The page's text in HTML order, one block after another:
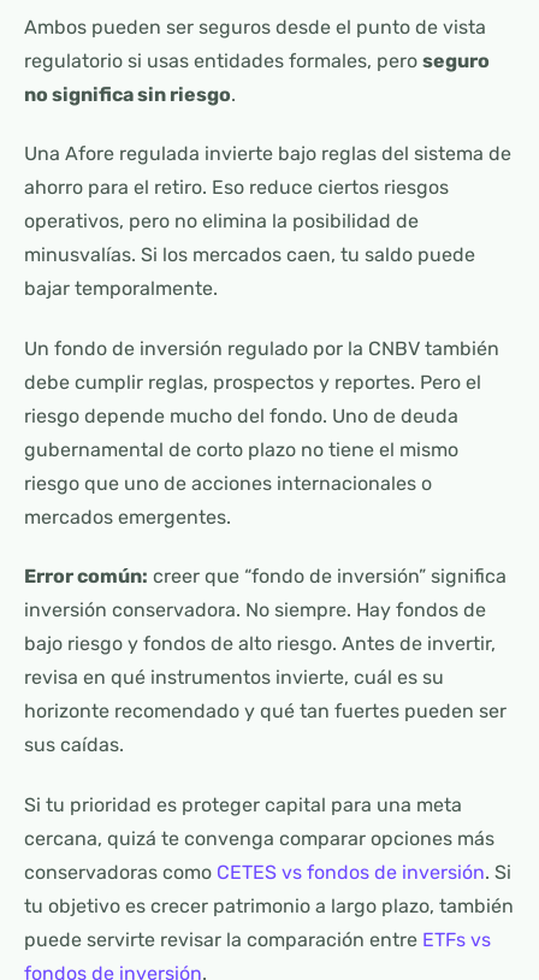
Ambos pueden ser seguros desde el punto de vista
regulatorio si usas entidades formales, pero seguro
no significa sin riesgo.
Una Afore regulada invierte bajo reglas del sistema de
ahorro para el retiro. Eso reduce ciertos riesgos
operativos, pero no elimina la posibilidad de
minusvalías. Si los mercados caen, tu saldo puede
bajar temporalmente.
Un fondo de inversión regulado por la CNBV también
debe cumplir reglas, prospectos y reportes. Pero el
riesgo depende mucho del fondo. Uno de deuda
gubernamental de corto plazo no tiene el mismo
riesgo que uno de acciones internacionales o
mercados emergentes.
Error común: creer que “fondo de inversión” significa
inversión conservadora. No siempre. Hay fondos de
bajo riesgo y fondos de alto riesgo. Antes de invertir,
revisa en qué instrumentos invierte, cuál es su
horizonte recomendado y qué tan fuertes pueden ser
sus caídas.
Si tu prioridad es proteger capital para una meta
cercana, quizá te convenga comparar opciones más
conservadoras como CETES vs fondos de inversión. Si
tu objetivo es crecer patrimonio a largo plazo, también
puede servirte revisar la comparación entre ETFs vs
fondos de inversión.